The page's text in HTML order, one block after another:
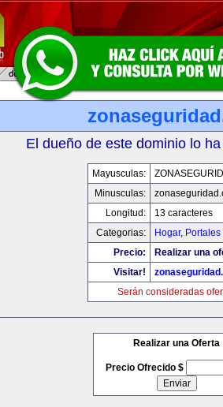
El dueño de este dominio lo
Mayusculas:
Minusculas:
Longitud:
13 caracteres
Categorias:
Hogar, Portales
Precio:
Realizar una
Visitar!
Serán consideradas
Realizar una Oferta
Precio Ofrecido $